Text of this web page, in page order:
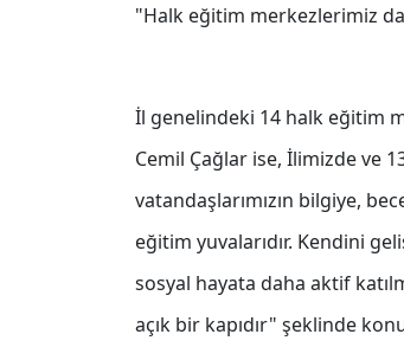
"Halk eğitim merkezlerimiz
İl genelindeki 14 halk eğitim
Cemil Çağlar ise, İlimizde ve
vatandaşlarımızın bilgiye,
eğitim yuvalarıdır. Kendini
sosyal hayata daha aktif
açık bir kapıdır" şeklinde